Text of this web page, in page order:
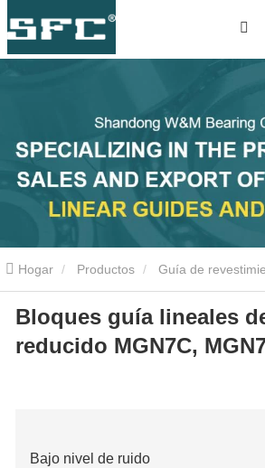
Hogar Productos Guía de
lineales de tamaño reducido MGN7C,
Bloques guía lineales
reducido MGN7C,
Bajo nivel de ruido